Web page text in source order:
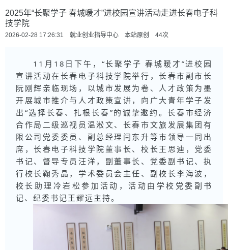
2025年“长聚学子 春城暖才”进校园宣讲活动走进长春电子科
技学院
2026-02-28 17:26:31 就业创业指导中心 本站原创 44次
11月18日下午，“长聚学子 春城暖才”进校园
宣讲活动在长春电子科技学院举行，长春市副市长
阮刚辉亲临现场，以城市发展为卷、人才政策为墨
开展城市推介与人才政策宣讲，向广大青年学子发
出“选择长春、扎根长春”的诚挚邀约。长春市经济
合作局二级巡视员温淞文、长春市文旅发展集团有
限公司党委委员、副总经理闫东升等市领导一同出
席，长春电子科技学院董事长、校长王思迪，党委
书记、督导专员汪洋，副董事长、党委副书记、执
行校长鞠秀晶，学术委员会主任、副校长李海波，
校长助理冷岩松参加活动，活动由学校党委副书
记、纪委书记王耀远主持。